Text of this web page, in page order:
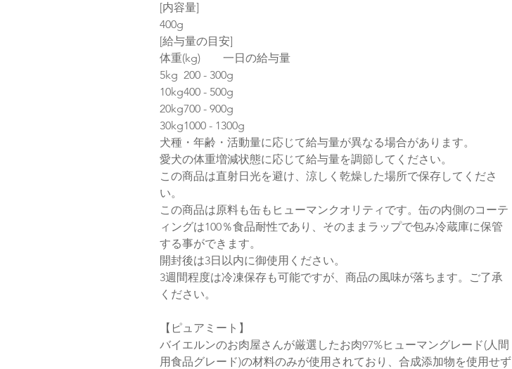
[内容量]
400g
[給与量の目安]
体重(kg) 一日の給与量
5kg 200 - 300g
10kg400 - 500g
20kg700 - 900g
30kg1000 - 1300g
犬種・年齢・活動量に応じて給与量が異なる場合があります。
愛犬の体重増減状態に応じて給与量を調節してください。
この商品は直射日光を避け、涼しく乾燥した場所で保存してくださ
い。
この商品は原料も缶もヒューマンクオリティです。缶の内側のコーテ
ィングは100％食品耐性であり、そのままラップで包み冷蔵庫に保管
する事ができます。
開封後は3日以内に御使用ください。
3週間程度は冷凍保存も可能ですが、商品の風味が落ちます。ご了承
ください。
【ピュアミート】
バイエルンのお肉屋さんが厳選したお肉97%ヒューマングレード(人間
用食品グレード)の材料のみが使用されており、合成添加物を使用せず